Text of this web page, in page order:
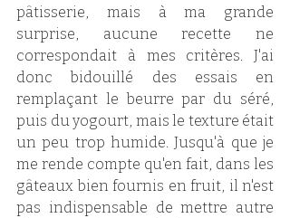
pâtisserie, mais à ma grande
surprise, aucune recette ne
correspondait à mes critères. J'ai
donc bidouillé des essais en
remplaçant le beurre par du séré,
puis du yogourt, mais le texture était
un peu trop humide. Jusqu'à que je
me rende compte qu'en fait, dans les
gâteaux bien fournis en fruit, il n'est
pas indispensable de mettre autre